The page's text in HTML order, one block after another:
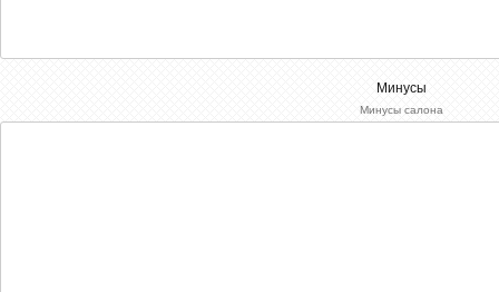
Минусы
Минусы салона